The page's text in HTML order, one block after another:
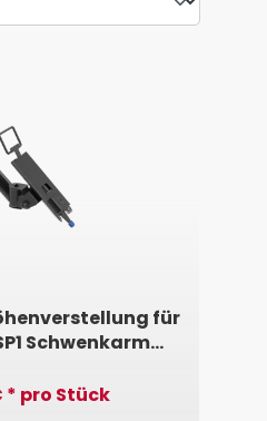
für
Schwenkarm
* pro Stück